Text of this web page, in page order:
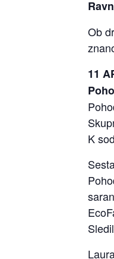
Ob
11
K